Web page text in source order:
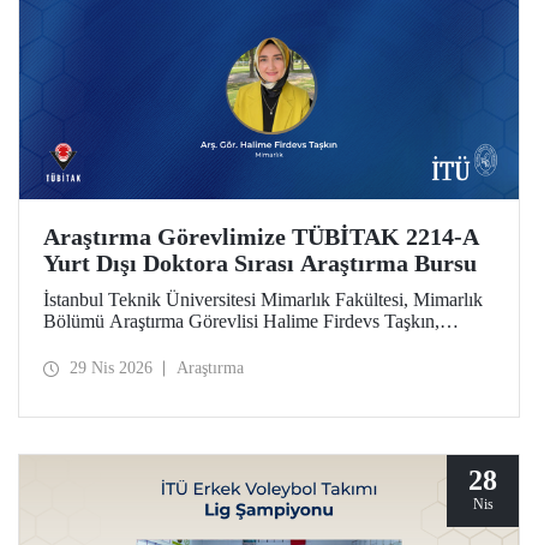
Araştırma Görevlimize TÜBİTAK 2214-A
Yurt Dışı Doktora Sırası Araştırma Bursu
İstanbul Teknik Üniversitesi Mimarlık Fakültesi, Mimarlık
Bölümü Araştırma Görevlisi Halime Firdevs Taşkın,
Bursu kapsamında desteklenmeye hak kazandı.
29 Nis 2026 Araştırma
28
Nis